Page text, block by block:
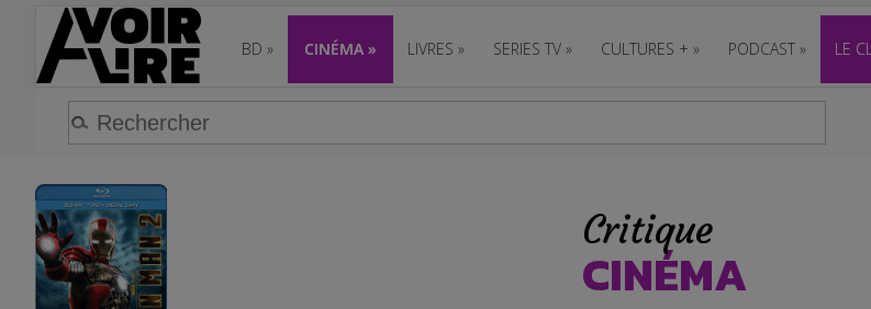
BD » CINÉMA » LIVRES » SERIES TV » CULTURES + » PODCAST » LE
Critique
CINÉMA